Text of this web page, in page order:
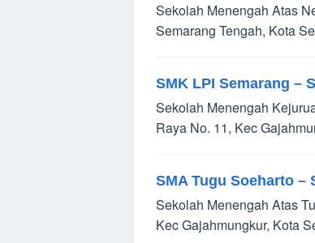
Sekolah Menengah Atas
Semarang Tengah, Kota
SMK LPI Semarang –
Sekolah Menengah
Raya No. 11, Kec
SMA Tugu Soeharto –
Sekolah Menengah Atas
Kec Gajahmungkur, Kota